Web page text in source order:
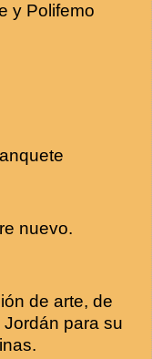
y Polifemo
nuevo.
de arte, de
para su